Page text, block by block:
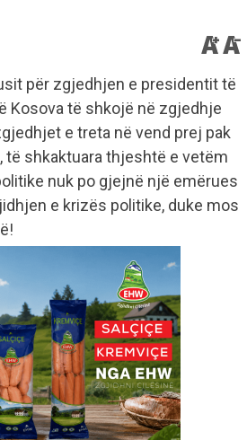
për zgjedhjen e presidentit të
Kosova të shkojë në zgjedhje
e treta në vend prej pak
të shkaktuara thjeshtë e vetëm
nuk po gjejnë një emërues
e krizës politike, duke mos